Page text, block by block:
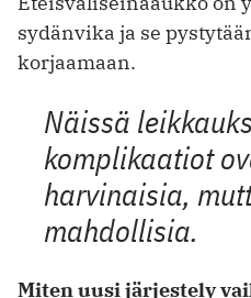
sydänvika ja se
korjaamaan.
Näissä
komplikaatiot
harvinaisia,
mahdollisia.
Miten uusi järjestely